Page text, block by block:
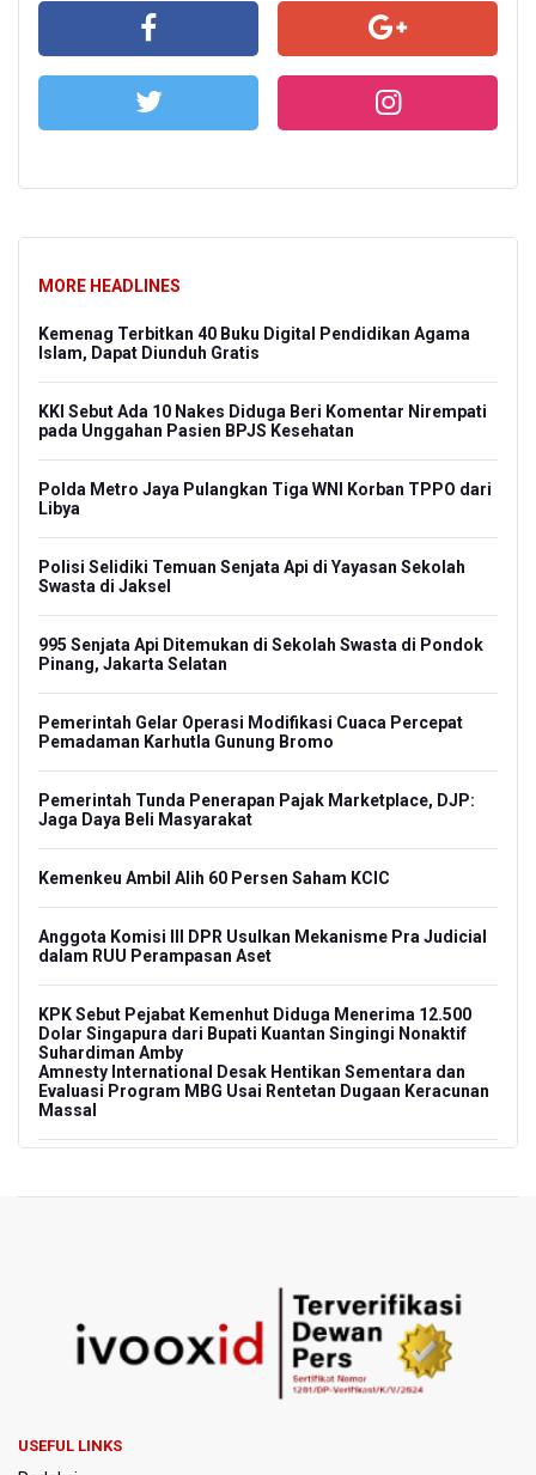
MORE HEADLINES
Kemenag Terbitkan 40 Buku Digital Pendidikan Agama
Islam, Dapat Diunduh Gratis
KKI Sebut Ada 10 Nakes Diduga Beri Komentar Nirempati
pada Unggahan Pasien BPJS Kesehatan
Polda Metro Jaya Pulangkan Tiga WNI Korban TPPO dari
Libya
Polisi Selidiki Temuan Senjata Api di Yayasan Sekolah
Swasta di Jaksel
995 Senjata Api Ditemukan di Sekolah Swasta di Pondok
Pinang, Jakarta Selatan
Pemerintah Gelar Operasi Modifikasi Cuaca Percepat
Pemadaman Karhutla Gunung Bromo
Pemerintah Tunda Penerapan Pajak Marketplace, DJP:
Jaga Daya Beli Masyarakat
Kemenkeu Ambil Alih 60 Persen Saham KCIC
Anggota Komisi III DPR Usulkan Mekanisme Pra Judicial
dalam RUU Perampasan Aset
KPK Sebut Pejabat Kemenhut Diduga Menerima 12.500
Dolar Singapura dari Bupati Kuantan Singingi Nonaktif
Suhardiman Amby
Amnesty International Desak Hentikan Sementara dan
Evaluasi Program MBG Usai Rentetan Dugaan Keracunan
Massal
DPR Pastikan Tak Ada Surpres Pergantian Kapolri
Pemerintah Tambah Penempatan Dana SAL di Himbara
OJK Wajibkan Pindar Serahkan Data Transaksi
USEFUL LINKS